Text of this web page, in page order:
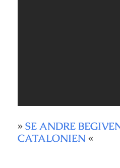
»SE ANDRE
CATALONIEN «